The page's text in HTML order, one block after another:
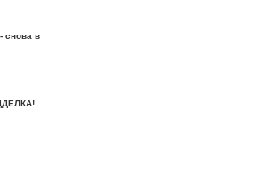
снова в